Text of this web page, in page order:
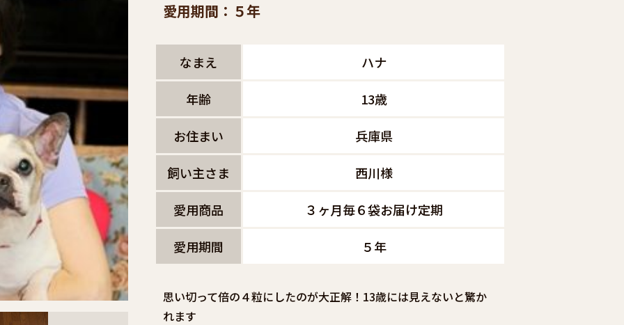
愛用期間：５年
なまえ ハナ
年齢 13歳
お住まい 兵庫県
飼い主さま 西川様
愛用商品 ３ヶ月毎６袋お届け定期
愛用期間 ５年
思い切って倍の４粒にしたのが大正解！13歳には見えないと驚か
れます